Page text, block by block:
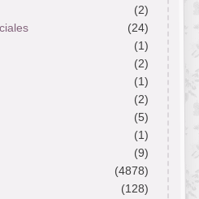
(2)
(24)
(1)
(2)
(1)
(2)
(5)
(1)
(9)
(4878)
(128)